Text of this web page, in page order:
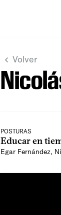
Volver
POSTURAS
Educar en
Egar Fernández,